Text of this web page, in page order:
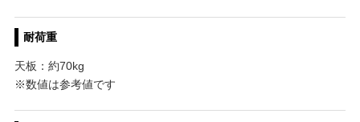
耐荷重
天板：約70kg
※数値は参考値です